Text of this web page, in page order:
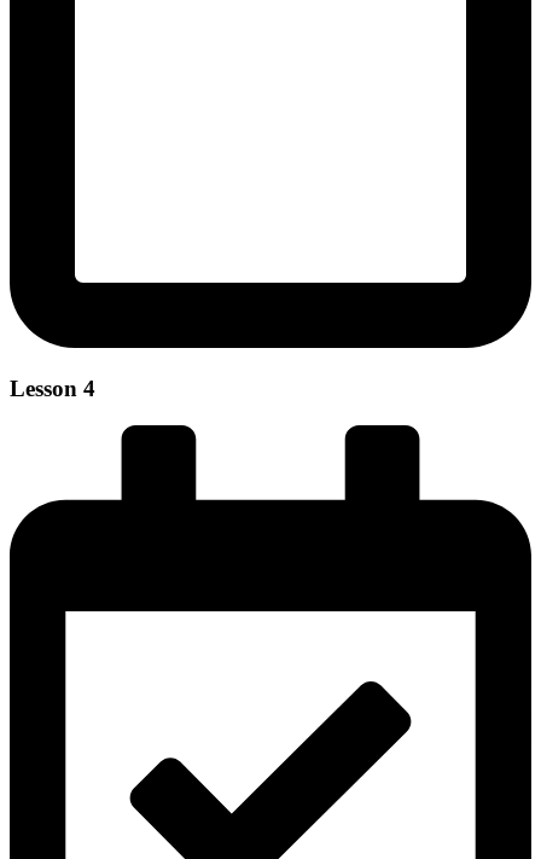
Lesson 4